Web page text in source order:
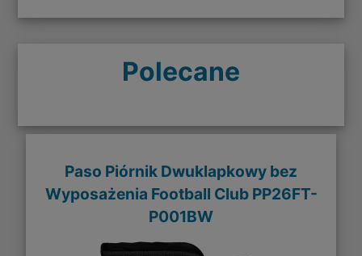
Polecane
Paso Piórnik Dwuklapkowy bez
Wyposażenia Football Club PP26FT-
P001BW